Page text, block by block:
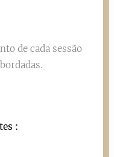
de cada sessão
: